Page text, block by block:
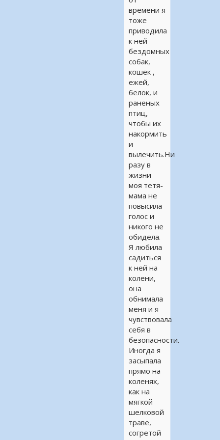
времени я
тоже
приводила
к ней
бездомных
собак,
кошек ,
ежей,
белок, и
раненых
птиц,
чтобы их
накормить
и
вылечить.Ни
разу в
жизни
моя тетя-
мама не
повысила
голос и
никого не
обидела.
Я любила
садиться
к ней на
колени,
она
обнимала
меня и я
чувствовала
себя в
безопасности.
Иногда я
засыпала
прямо на
коленях,
как на
мягкой
шелковой
траве,
согретой